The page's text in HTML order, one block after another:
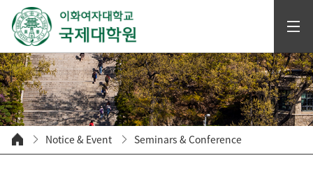
Notice & Event Seminars & Conference